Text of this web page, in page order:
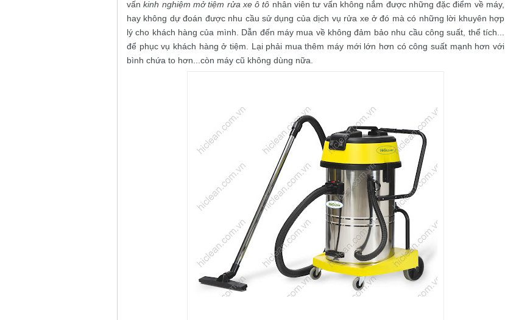
vấnkinh nghiệm mở tiệm rửa xe ô tô nhân viên tư vấn không nắm được những đặc điểm về máy,
hay không dự đoán được nhu cầu sử dụng của dịch vụ rửa xe ở đó mà có những lời khuyên hợp
lý cho khách hàng của mình. Dẫn đến máy mua về không đảm bảo nhu cầu công suất, thể tích...
để phục vụ khách hàng ở tiệm. Lại phải mua thêm máy mới lớn hơn có công suất mạnh hơn với
bình chứa to hơn...còn máy cũ không dùng nữa.